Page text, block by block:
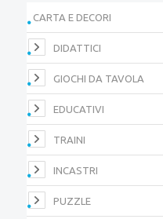
CARTA E DECORI
DIDATTICI
GIOCHI DA TAVOLA
EDUCATIVI
TRAINI
INCASTRI
PUZZLE